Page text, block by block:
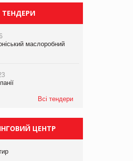
ТЕНДЕРИ
маслоробний
Всі тендери
ЦЕНТР